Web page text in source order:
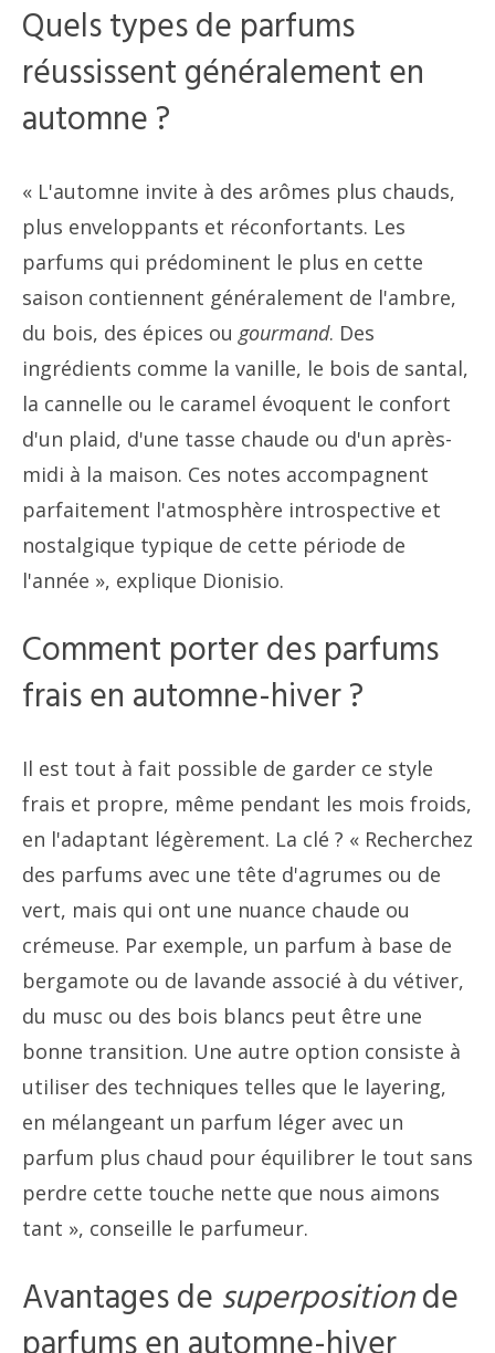
Quels types de parfums
réussissent généralement en
automne ?
« L'automne invite à des arômes plus chauds,
plus enveloppants et réconfortants. Les
parfums qui prédominent le plus en cette
saison contiennent généralement de l'ambre,
du bois, des épices ou gourmand. Des
ingrédients comme la vanille, le bois de santal,
la cannelle ou le caramel évoquent le confort
d'un plaid, d'une tasse chaude ou d'un après-
midi à la maison. Ces notes accompagnent
parfaitement l'atmosphère introspective et
nostalgique typique de cette période de
l'année », explique Dionisio.
Comment porter des parfums
frais en automne-hiver ?
Il est tout à fait possible de garder ce style
frais et propre, même pendant les mois froids,
en l'adaptant légèrement. La clé ? « Recherchez
des parfums avec une tête d'agrumes ou de
vert, mais qui ont une nuance chaude ou
crémeuse. Par exemple, un parfum à base de
bergamote ou de lavande associé à du vétiver,
du musc ou des bois blancs peut être une
bonne transition. Une autre option consiste à
utiliser des techniques telles que le layering,
en mélangeant un parfum léger avec un
parfum plus chaud pour équilibrer le tout sans
perdre cette touche nette que nous aimons
tant », conseille le parfumeur.
Avantages de superpositionde